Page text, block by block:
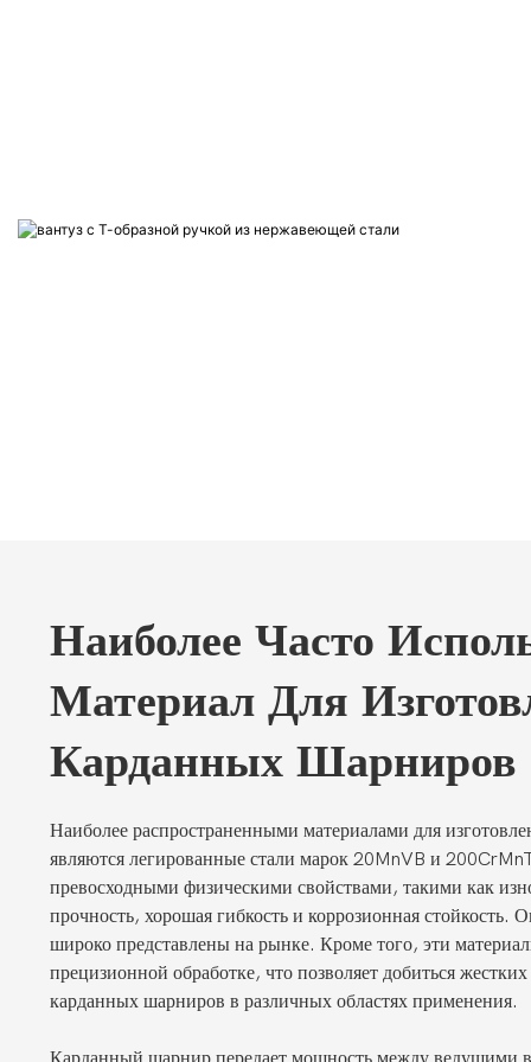
Наиболее Часто
Материал Для
Карданных Шарниров
Наиболее распространенными материалами для
являются легированные стали марок 20MnVB и
превосходными физическими свойствами, такими как
прочность, хорошая гибкость и коррозионная
широко представлены на рынке. Кроме того, эти
прецизионной обработке, что позволяет добиться
карданных шарниров в различных областях применения.